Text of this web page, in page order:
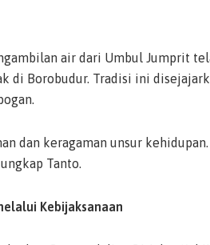
air dari Umbul Jumprit
di Borobudur. Tradisi ini
dan keragaman unsur
Tanto.
Kebijaksanaan